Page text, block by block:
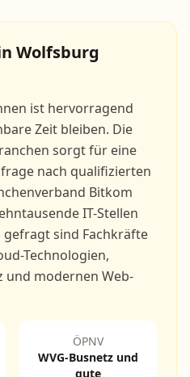
Wolfsburg
ist hervorragend
Zeit bleiben. Die
sorgt für eine
nach qualifizierten
Bitkom
IT-Stellen
sind Fachkräfte
Technologien,
modernen Web-
ÖPNV
WVG-Busnetz und
gute